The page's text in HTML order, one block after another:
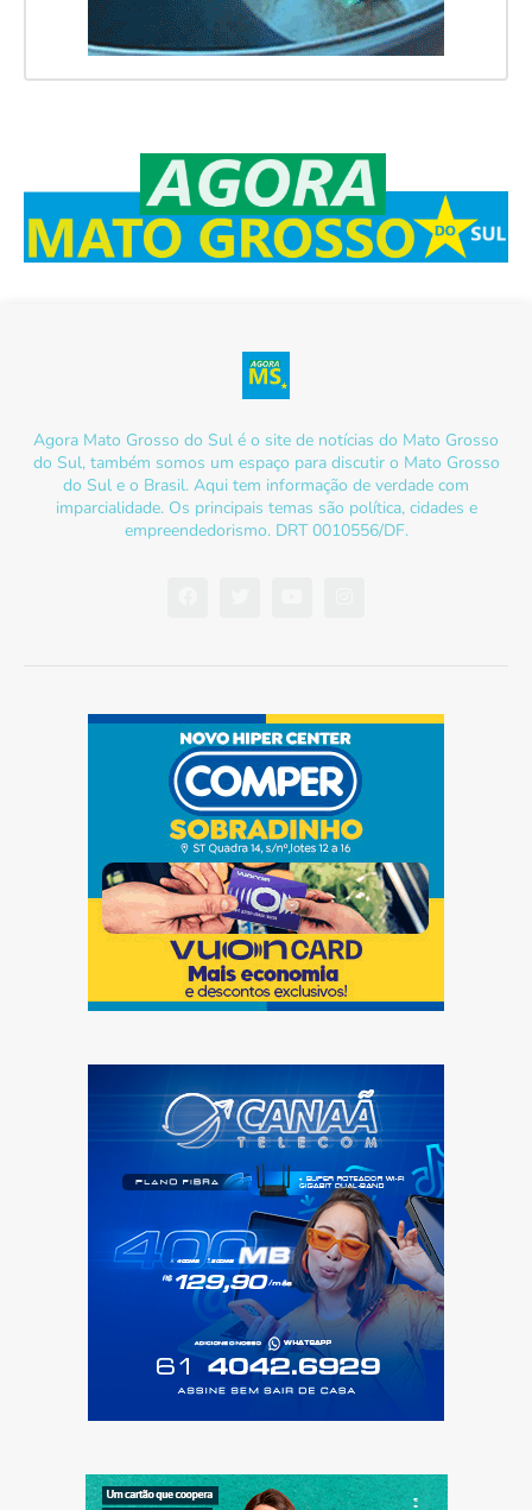
Agora Mato Grosso do Sul é o site de notícias do Mato Grosso
do Sul, também somos um espaço para discutir o Mato Grosso
do Sul e o Brasil. Aqui tem informação de verdade com
imparcialidade. Os principais temas são política, cidades e
empreendedorismo. DRT 0010556/DF.